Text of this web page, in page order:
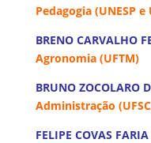
Pedagogia (UNESP e
BRENO CARVALHO
Agronomia (UFTM)
BRUNO ZOCOLARO
Administração
FELIPE COVAS FARIA